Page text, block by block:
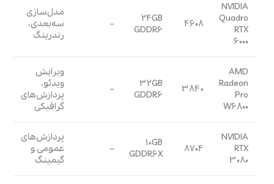
NVIDIA
Quadro
RTX
6000
4608
24GB
GDDR6
–
مدل‌سازی
سه‌بعدی،
رندرینگ
AMD
Radeon
Pro
W6800
3840
32GB
GDDR6
–
ویرایش
ویدئو،
پردازش‌های
گرافیکی
NVIDIA
RTX
3080
8704
10GB
GDDR6X
–
پردازش‌های
عمومی و
گیمینگ